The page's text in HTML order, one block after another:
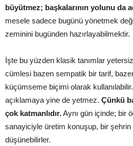
büyütmez; başkalarının yolunu da
mesele sadece bugünü yönetmek
zeminini bugünden hazırlayabilmektir.
İşte bu yüzden klasik tanımlar yetersiz
cümlesi bazen sempatik bir tarif,
küçümseme biçimi olarak
açıklamaya yine de yetmez. Çünkü
çok katmanlıdır.Aynı gün içinde; bir
sanayiciyle üretim konuşup, bir
düşünebilirler.